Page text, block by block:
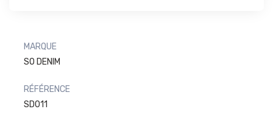
MARQUE
SO DENIM
RÉFÉRENCE
SD011